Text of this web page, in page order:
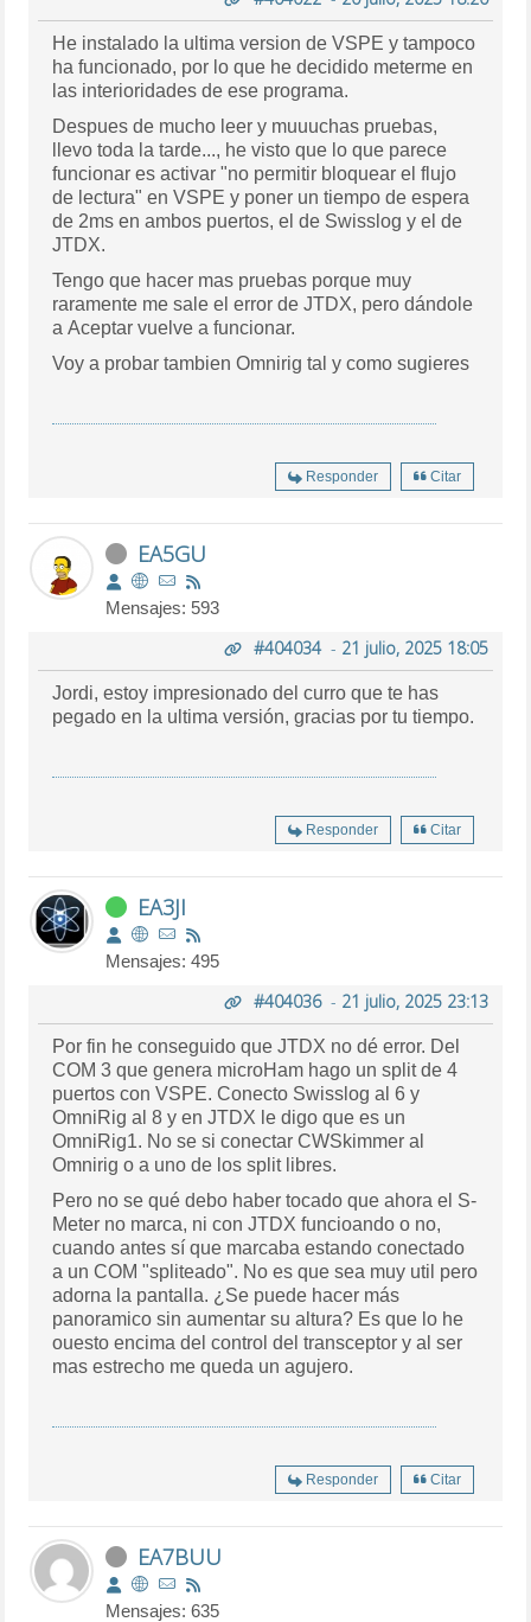
He instalado la ultima version de VSPE y tampoco
ha funcionado, por lo que he decidido meterme en
las interioridades de ese programa.
Despues de mucho leer y muuuchas pruebas,
llevo toda la tarde..., he visto que lo que parece
funcionar es activar "no permitir bloquear el flujo
de lectura" en VSPE y poner un tiempo de espera
de 2ms en ambos puertos, el de Swisslog y el de
JTDX.
Tengo que hacer mas pruebas porque muy
raramente me sale el error de JTDX, pero dándole
a Aceptar vuelve a funcionar.
Voy a probar tambien Omnirig tal y como sugieres
Responder Citar
EA5GU
Mensajes: 593
#404034- 21 julio, 2025 18:05
Jordi, estoy impresionado del curro que te has
pegado en la ultima versión, gracias por tu tiempo.
Responder Citar
EA3JI
Mensajes: 495
#404036- 21 julio, 2025 23:13
Por fin he conseguido que JTDX no dé error. Del
COM 3 que genera microHam hago un split de 4
puertos con VSPE. Conecto Swisslog al 6 y
OmniRig al 8 y en JTDX le digo que es un
OmniRig1. No se si conectar CWSkimmer al
Omnirig o a uno de los split libres.
Pero no se qué debo haber tocado que ahora el S-
Meter no marca, ni con JTDX funcioando o no,
cuando antes sí que marcaba estando conectado
a un COM "spliteado". No es que sea muy util pero
adorna la pantalla. ¿Se puede hacer más
panoramico sin aumentar su altura? Es que lo he
ouesto encima del control del transceptor y al ser
mas estrecho me queda un agujero.
Responder Citar
EA7BUU
Mensajes: 635